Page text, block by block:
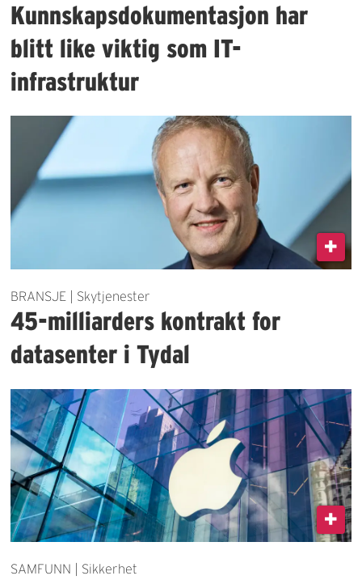
Kunnskapsdokumentasjon har
blitt like viktig som IT-
infrastruktur
BRANSJE | Skytjenester
45-milliarders kontrakt for
datasenter i Tydal
SAMFUNN | Sikkerhet